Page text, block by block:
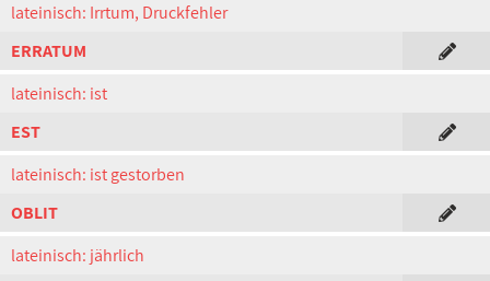
lateinisch: Irrtum, Druckfehler
ERRATUM
lateinisch: ist
EST
lateinisch: ist gestorben
OBLIT
lateinisch: jährlich